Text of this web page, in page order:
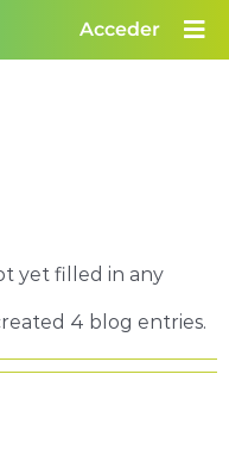
Acceder
yet filled in any
4 blog entries.